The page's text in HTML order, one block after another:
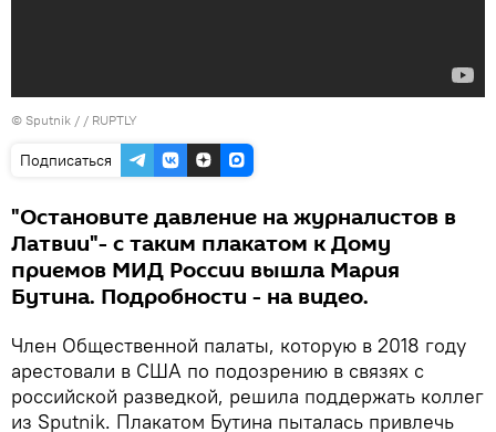
© Sputnik / / RUPTLY
Подписаться
"Остановите давление на журналистов в
Латвии"- с таким плакатом к Дому
приемов МИД России вышла Мария
Бутина. Подробности - на видео.
Член Общественной палаты, которую в 2018 году
арестовали в США по подозрению в связях с
российской разведкой, решила поддержать коллег
из Sputnik. Плакатом Бутина пыталась привлечь